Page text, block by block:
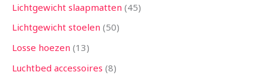
Lichtgewicht slaapmatten 45
Lichtgewicht stoelen 50
Losse hoezen 13
Luchtbed accessoires 8